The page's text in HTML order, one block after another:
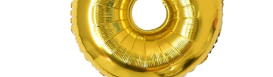
Articole pentru Casa si Curatenie
Accesorii Ingrijire Casa